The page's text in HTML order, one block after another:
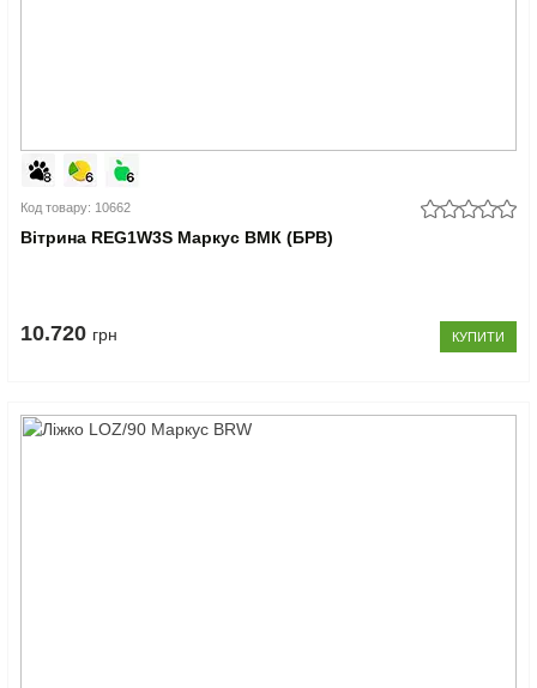
Код товару: 10662
Вітрина REG1W3S Маркус ВМК (БРВ)
10.720 грн КУПИТИ